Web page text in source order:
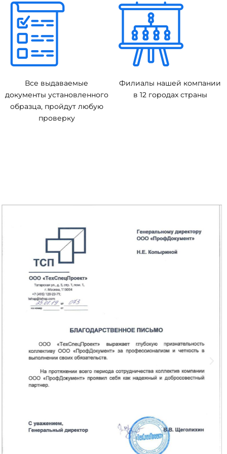
Все выдаваемые
документы установленного
образца, пройдут любую
проверку
Филиалы нашей компании
в 12 городах страны